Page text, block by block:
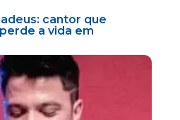
cantor que
a vida em